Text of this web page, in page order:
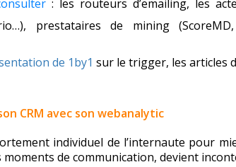
: les routeurs d’emailing, les
prestataires de mining
de 1by1 sur le trigger, les articles
CRM avec son webanalytic
individuel de l’internaute pour
de communication, devient